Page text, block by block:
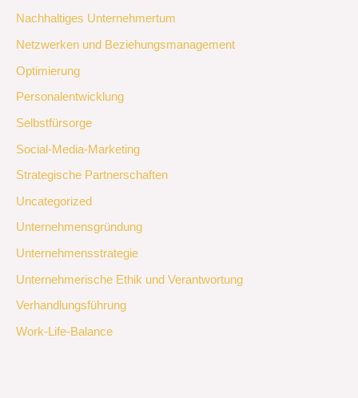
Nachhaltiges Unternehmertum
Netzwerken und Beziehungsmanagement
Optimierung
Personalentwicklung
Selbstfürsorge
Social-Media-Marketing
Strategische Partnerschaften
Uncategorized
Unternehmensgründung
Unternehmensstrategie
Unternehmerische Ethik und Verantwortung
Verhandlungsführung
Work-Life-Balance